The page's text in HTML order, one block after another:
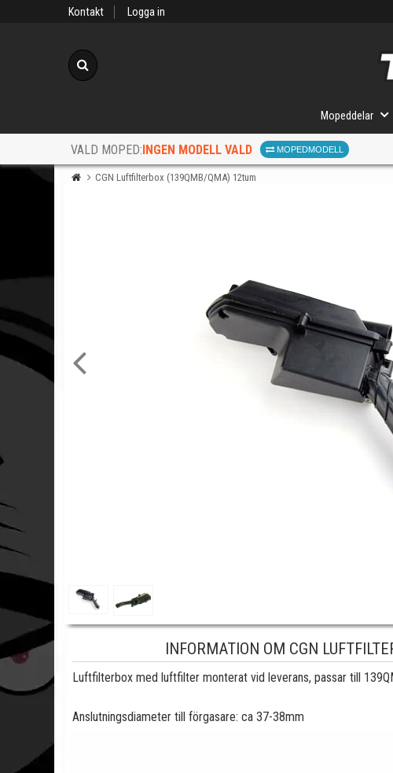
Kontakt Logga in
Mopeddelar
VALD MOPED:INGEN MODELL VALD MOPEDMODELL
När du valt
CGN Luftfilterbox (139QMB/QMA) 12tum
INFORMATION OM CGN
Luftfilterbox med luftfilter monterat vid leverans, passar till
Anslutningsdiameter till förgasare: ca 37-38mm